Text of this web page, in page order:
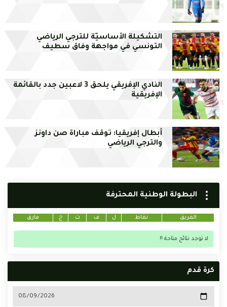
التشكيلة الأساسيّة للترجي الرياضي
التونسي في مواجهة وفاق سطيف
النادي الإفريقي يلحق 3 لاعبين جدد بالقائمة
الإفريقية
أبطال إفريقيا: توقف مباراة صن داونز
والترجي الرياضي
البطولة الوطنية المحترفة
الفريق نقاط ل ف ت خ فارق
لا توجد نتائج متاحة !!
كرة قدم